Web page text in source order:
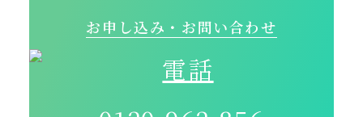
お申し込み・お問い合わせ